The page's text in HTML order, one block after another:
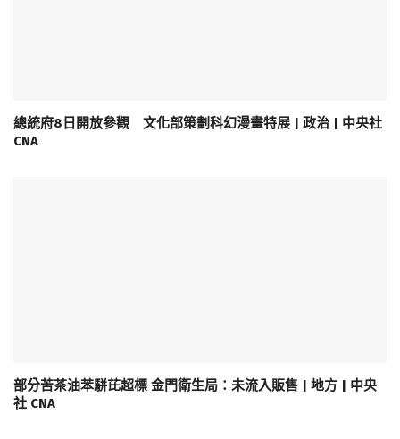
總統府8日開放參觀 文化部策劃科幻漫畫特展 | 政治 | 中央社
CNA
部分苦茶油苯駢芘超標 金門衛生局：未流入販售 | 地方 | 中央
社 CNA